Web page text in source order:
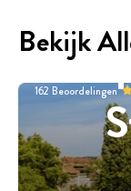
Bekijk
162 Beoordelingen